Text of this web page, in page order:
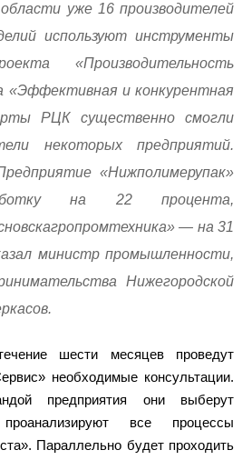
уже 16 производителей
используют инструменты
«Производительность
«Эффективная и конкурентная
РЦК существенно смогли
некоторых предприятий.
«Нижполимерупак»
на 22 процента,
— на 31
министр промышленности,
Нижегородской
шести месяцев проведут
необходимые консультации.
предприятия они выберут
все процессы
Параллельно будет проходить